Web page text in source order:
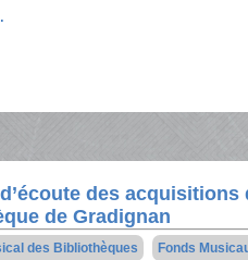
des acquisitions
de Gradignan
des Bibliothèques
Fonds